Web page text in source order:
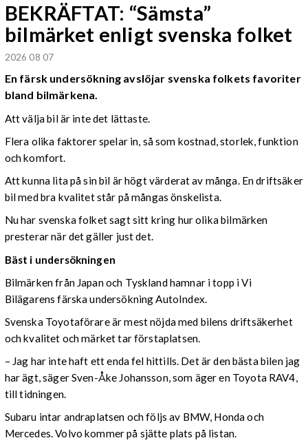
BEKRÄFTAT: “Sämsta”
bilmärket enligt svenska folket
2026 08 07
En färsk undersökning avslöjar svenska folkets favoriter
bland bilmärkena.
Att välja bil är inte det lättaste.
Flera olika faktorer spelar in, så som kostnad, storlek, funktion
och komfort.
Att kunna lita på sin bil är högt värderat av många. En driftsäker
bil med bra kvalitet står på mångas önskelista.
Nu har svenska folket sagt sitt kring hur olika bilmärken
presterar när det gäller just det.
Bäst i undersökningen
Bilmärken från Japan och Tyskland hamnar i topp i Vi
Bilägarens färska undersökning AutoIndex.
Svenska Toyotaförare är mest nöjda med bilens driftsäkerhet
och kvalitet och märket tar förstaplatsen.
– Jag har inte haft ett enda fel hittills. Det är den bästa bilen jag
har ägt, säger Sven-Åke Johansson, som äger en Toyota RAV4,
till tidningen.
Subaru intar andraplatsen och följs av BMW, Honda och
Mercedes. Volvo kommer på sjätte plats på listan.